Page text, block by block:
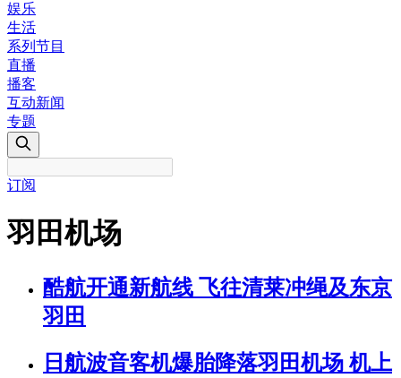
娱乐
生活
系列节目
直播
播客
互动新闻
专题
订阅
羽田机场
酷航开通新航线 飞往清莱冲绳及东京
羽田
日航波音客机爆胎降落羽田机场 机上